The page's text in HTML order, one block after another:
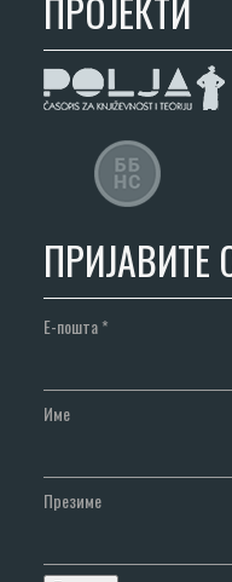
ПРИЈАВИТЕ
Е-пошта*
Име
Презиме